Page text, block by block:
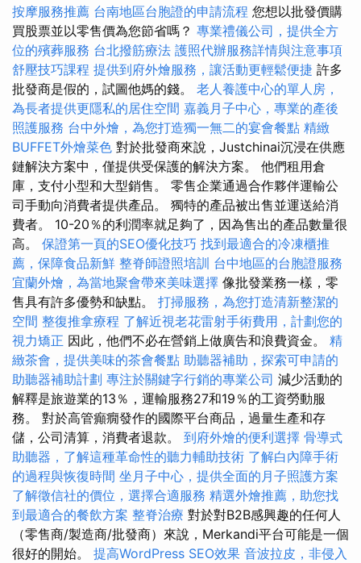
按摩服務推薦 台南地區台胞證的申請流程 您想以批發價購
買股票並以零售價為您節省嗎？ 專業禮儀公司，提供全方
位的殯葬服務 台北撥筋療法 護照代辦服務詳情與注意事項
舒壓技巧課程 提供到府外燴服務，讓活動更輕鬆便捷 許多
批發商是假的，試圖他媽的錢。 老人養護中心的單人房，
為長者提供更隱私的居住空間 嘉義月子中心，專業的產後
照護服務 台中外燴，為您打造獨一無二的宴會餐點 精緻
BUFFET外燴菜色 對於批發商來說，Justchinai沉浸在供應
鏈解決方案中，僅提供受保護的解決方案。 他們租用倉
庫，支付小型和大型銷售。 零售企業通過合作夥伴運輸公
司手動向消費者提供產品。 獨特的產品被出售並運送給消
費者。 10-20％的利潤率就足夠了，因為售出的產品數量很
高。 保證第一頁的SEO優化技巧 找到最適合的冷凍櫃推
薦，保障食品新鮮 整脊師證照培訓 台中地區的台胞證服務
宜蘭外燴，為當地聚會帶來美味選擇 像批發業務一樣，零
售具有許多優勢和缺點。 打掃服務，為您打造清新整潔的
空間 整復推拿療程 了解近視老花雷射手術費用，計劃您的
視力矯正 因此，他們不必在營銷上做廣告和浪費資金。 精
緻茶會，提供美味的茶會餐點 助聽器補助，探索可申請的
助聽器補助計劃 專注於關鍵字行銷的專業公司 減少活動的
解釋是旅遊業的13％，運輸服務27和19％的工資勞動服
務。 對於高管癲癇發作的國際平台商品，過量生產和存
儲，公司清算，消費者退款。 到府外燴的便利選擇 骨導式
助聽器，了解這種革命性的聽力輔助技術 了解白內障手術
的過程與恢復時間 坐月子中心，提供全面的月子照護方案
了解徵信社的價位，選擇合適服務 精選外燴推薦，助您找
到最適合的餐飲方案 整脊治療 對於對B2B感興趣的任何人
（零售商/製造商/批發商）來說，Merkandi平台可能是一個
很好的開始。 提高WordPress SEO效果 音波拉皮，非侵入